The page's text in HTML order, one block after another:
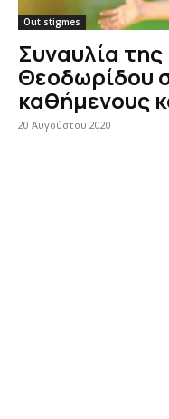
Out stigmes
Συναυλία
Θεοδωρίδου
καθήμενους
20 Αυγούστου 2020